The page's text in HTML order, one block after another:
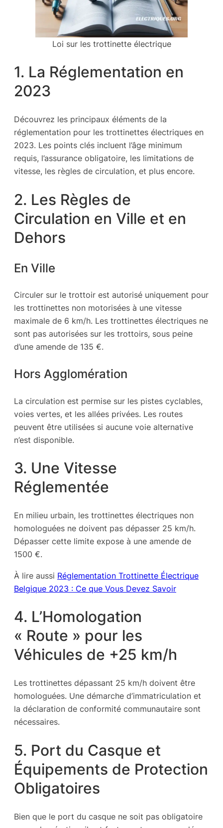
Loi sur les trottinette électrique
1. La Réglementation en
2023
Découvrez les principaux éléments de la
réglementation pour les trottinettes électriques en
2023. Les points clés incluent l’âge minimum
requis, l’assurance obligatoire, les limitations de
vitesse, les règles de circulation, et plus encore.
2. Les Règles de
Circulation en Ville et en
Dehors
En Ville
Circuler sur le trottoir est autorisé uniquement pour
les trottinettes non motorisées à une vitesse
maximale de 6 km/h. Les trottinettes électriques ne
sont pas autorisées sur les trottoirs, sous peine
d’une amende de 135 €.
Hors Agglomération
La circulation est permise sur les pistes cyclables,
voies vertes, et les allées privées. Les routes
peuvent être utilisées si aucune voie alternative
n’est disponible.
3. Une Vitesse
Réglementée
En milieu urbain, les trottinettes électriques non
homologuées ne doivent pas dépasser 25 km/h.
Dépasser cette limite expose à une amende de
1500 €.
À lire aussi Réglementation Trottinette Électrique
Belgique 2023 : Ce que Vous Devez Savoir
4. L’Homologation
« Route » pour les
Véhicules de +25 km/h
Les trottinettes dépassant 25 km/h doivent être
homologuées. Une démarche d’immatriculation et
la déclaration de conformité communautaire sont
nécessaires.
5. Port du Casque et
Équipements de Protection
Obligatoires
Bien que le port du casque ne soit pas obligatoire